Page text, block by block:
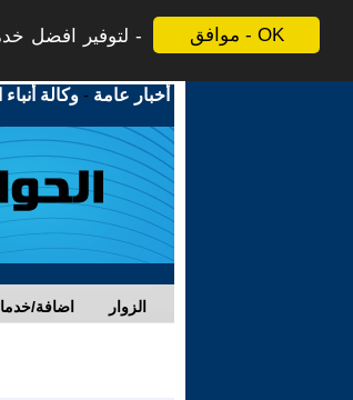
موافق - OK
لتوفير افضل
أخبار عامة -وكالة أنباء
اضافة/ الزوار